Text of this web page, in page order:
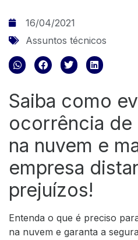
16/04/2021
Assuntos técnicos
Saiba como
ocorrência de
na nuvem e
empresa
prejuízos!
Entenda o que é preciso
na nuvem e garanta a